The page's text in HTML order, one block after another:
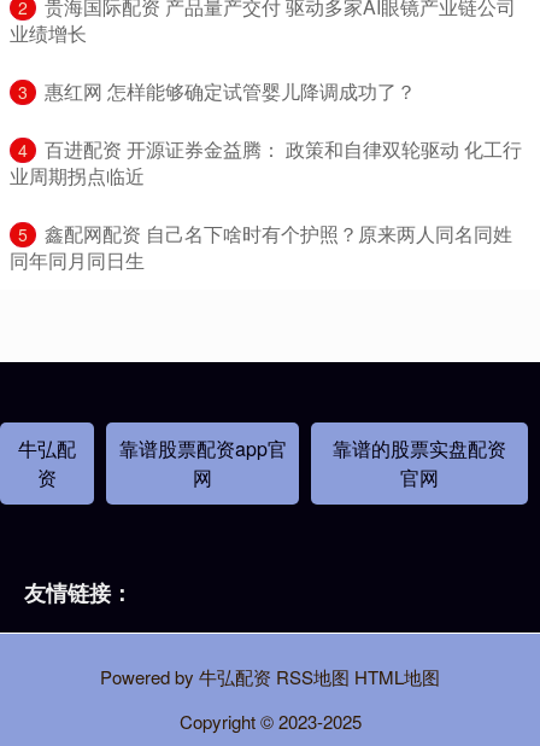
2
​贵海国际配资 产品量产交付 驱动多家AI眼镜产业链公司
业绩增长
3 ​惠红网 怎样能够确定试管婴儿降调成功了？
4
​百进配资 开源证券金益腾： 政策和自律双轮驱动 化工行
业周期拐点临近
5
​鑫配网配资 自己名下啥时有个护照？原来两人同名同姓
同年同月同日生
牛弘配
资
靠谱股票配资app官
网
靠谱的股票实盘配资
官网
友情链接：
Powered by 牛弘配资 RSS地图 HTML地图
Copyright© 2023-2025